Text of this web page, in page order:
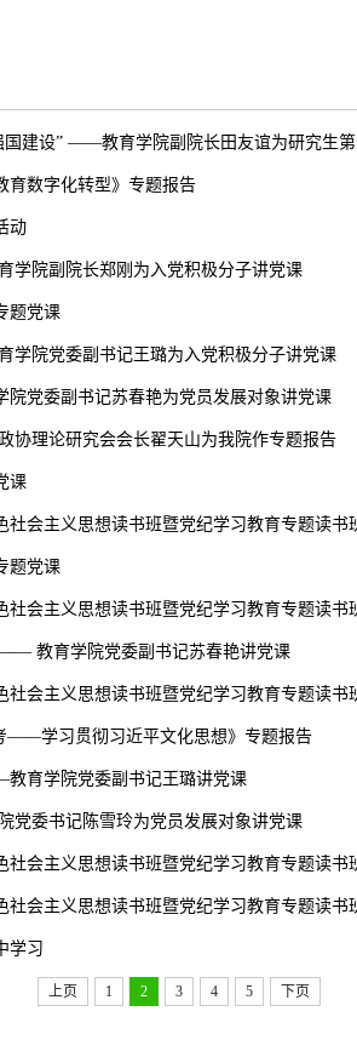
国建设” ——教育学院副院长田友谊为研究生
育数字化转型》专题报告
动
院副院长郑刚为入党积极分子讲党课
题党课
院党委副书记王璐为入党积极分子讲党课
党委副书记苏春艳为党员发展对象讲党课
理论研究会会长翟天山为我院作专题报告
课
社会主义思想读书班暨党纪学习教育专题读书
题党课
社会主义思想读书班暨党纪学习教育专题读书
教育学院党委副书记苏春艳讲党课
社会主义思想读书班暨党纪学习教育专题读书
——学习贯彻习近平文化思想》专题报告
育学院党委副书记王璐讲党课
委书记陈雪玲为党员发展对象讲党课
社会主义思想读书班暨党纪学习教育专题读书
社会主义思想读书班暨党纪学习教育专题读书
学习
上页 1 2 3 4 5 下页